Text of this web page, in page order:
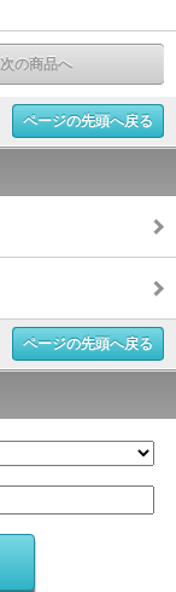
次の商品へ
ページの先頭へ戻る
ページの先頭へ戻る